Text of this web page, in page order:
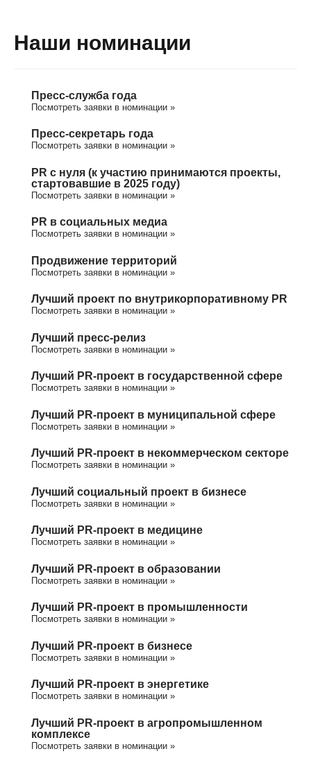
Наши номинации
Пресс-служба года
Посмотреть заявки в номинации »
Пресс-секретарь года
Посмотреть заявки в номинации »
PR с нуля (к участию принимаются проекты,
стартовавшие в 2025 году)
Посмотреть заявки в номинации »
PR в социальных медиа
Посмотреть заявки в номинации »
Продвижение территорий
Посмотреть заявки в номинации »
Лучший проект по внутрикорпоративному PR
Посмотреть заявки в номинации »
Лучший пресс-релиз
Посмотреть заявки в номинации »
Лучший PR-проект в государственной сфере
Посмотреть заявки в номинации »
Лучший PR-проект в муниципальной сфере
Посмотреть заявки в номинации »
Лучший PR-проект в некоммерческом секторе
Посмотреть заявки в номинации »
Лучший социальный проект в бизнесе
Посмотреть заявки в номинации »
Лучший PR-проект в медицине
Посмотреть заявки в номинации »
Лучший PR-проект в образовании
Посмотреть заявки в номинации »
Лучший PR-проект в промышленности
Посмотреть заявки в номинации »
Лучший PR-проект в бизнесе
Посмотреть заявки в номинации »
Лучший PR-проект в энергетике
Посмотреть заявки в номинации »
Лучший PR-проект в агропромышленном
комплексе
Посмотреть заявки в номинации »